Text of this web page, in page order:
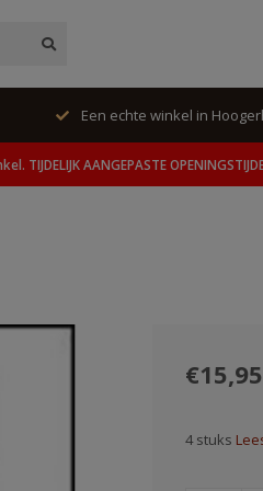
Een echte winkel in Hoogerheide
AANGEPASTE
€15,95
4 stuks